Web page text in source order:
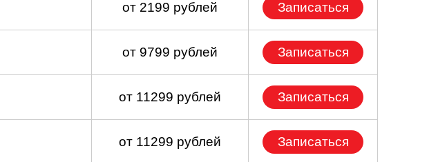
от 2199 рублей Записаться
от 9799 рублей Записаться
от 11299 рублей Записаться
от 11299 рублей Записаться